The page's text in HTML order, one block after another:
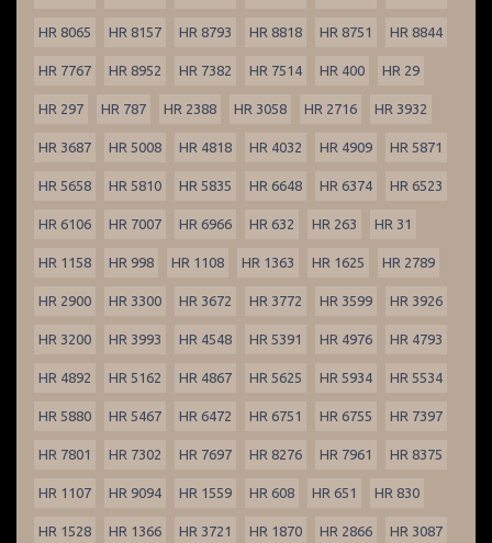
HR 8065 HR 8157 HR 8793 HR 8818 HR 8751 HR 8844
HR 7767 HR 8952 HR 7382 HR 7514 HR 400 HR 29
HR 297 HR 787 HR 2388 HR 3058 HR 2716 HR 3932
HR 3687 HR 5008 HR 4818 HR 4032 HR 4909 HR 5871
HR 5658 HR 5810 HR 5835 HR 6648 HR 6374 HR 6523
HR 6106 HR 7007 HR 6966 HR 632 HR 263 HR 31
HR 1158 HR 998 HR 1108 HR 1363 HR 1625 HR 2789
HR 2900 HR 3300 HR 3672 HR 3772 HR 3599 HR 3926
HR 3200 HR 3993 HR 4548 HR 5391 HR 4976 HR 4793
HR 4892 HR 5162 HR 4867 HR 5625 HR 5934 HR 5534
HR 5880 HR 5467 HR 6472 HR 6751 HR 6755 HR 7397
HR 7801 HR 7302 HR 7697 HR 8276 HR 7961 HR 8375
HR 1107 HR 9094 HR 1559 HR 608 HR 651 HR 830
HR 1528 HR 1366 HR 3721 HR 1870 HR 2866 HR 3087